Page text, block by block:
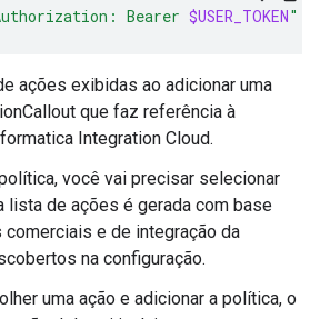
Bearer $USER_TOKEN"
ações exibidas ao adicionar uma
que faz referência à
Integration Cloud.
você vai precisar selecionar
lista de ações é gerada com base
e de integração da
na configuração.
uma ação e adicionar a política, o